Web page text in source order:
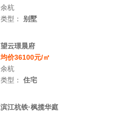
余杭
类型：别墅
望云璟晨府
均价36100元/㎡
余杭
类型：住宅
滨江杭铁·枫揽华庭